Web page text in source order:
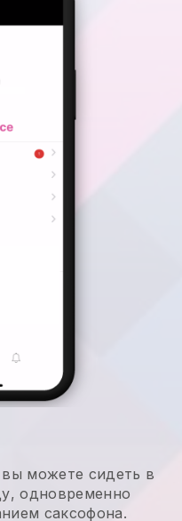
можете сидеть в
одновременно
саксофона.